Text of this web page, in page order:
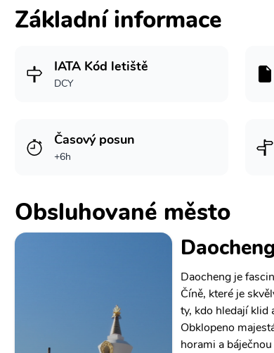
Základní informace
IATA Kód letiště
DCY
Časový posun
+6h
Obsluhované město
Daocheng je
Číně, které je
ty, kdo hledají klid
Obklopeno
horami a